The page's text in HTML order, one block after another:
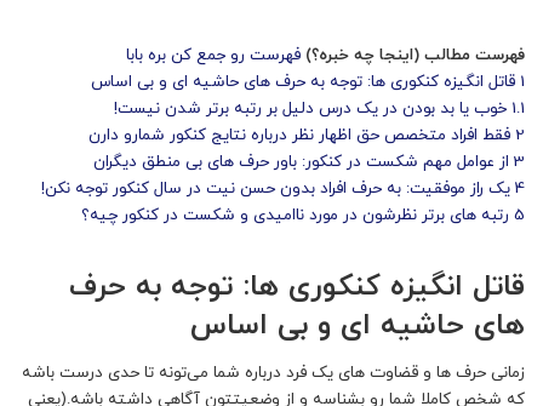
فهرست مطالب (اینجا چه خبره؟) فهرست رو جمع کن بره بابا
1 قاتل انگیزه کنکوری ها: توجه به حرف های حاشیه ای و بی اساس
1.1 خوب یا بد بودن در یک درس دلیل بر رتبه برتر شدن نیست!
2 فقط افراد متخصص حق اظهار نظر درباره نتایج کنکور شمارو دارن
3 از عوامل مهم شکست در کنکور: باور حرف های بی منطق دیگران
4 یک راز موفقیت: به حرف افراد بدون حسن نیت در سال کنکور توجه نکن!
5 رتبه های برتر نظرشون در مورد ناامیدی و شکست در کنکور چیه؟
قاتل انگیزه کنکوری ها: توجه به حرف
های حاشیه ای و بی اساس
زمانی حرف ها و قضاوت های یک فرد درباره شما می‌تونه تا حدی درست باشه
که شخص کاملا شما رو بشناسه و از وضعیتتون آگاهی داشته باشه.(یعنی